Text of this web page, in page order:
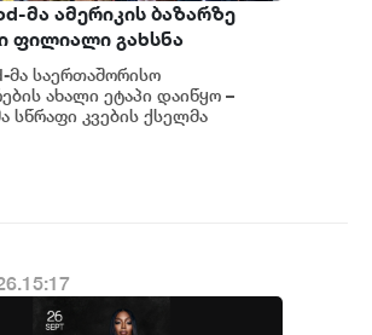
მა ამერიკის ბაზარზე
ფილიალი გახსნა
მა საერთაშორისო
ახალი ეტაპი დაიწყო –
სწრაფი კვების ქსელმა